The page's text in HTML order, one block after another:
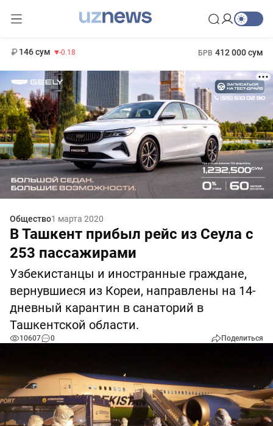
146 сум -0.18 БРВ 412 000 сум
Общество1 марта 2020
В Ташкент прибыл рейс из Сеула с
253 пассажирами
Узбекистанцы и иностранные граждане,
вернувшиеся из Кореи, направлены на 14-
дневный карантин в санаторий в
Ташкентской области.
10607 0 Поделиться